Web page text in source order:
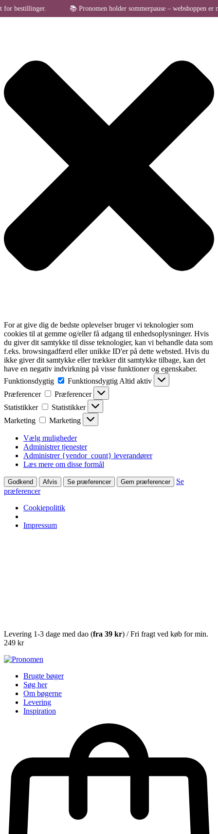
Administrer samtykke til cookies
For at give dig de bedste oplevelser bruger vi teknologier som
cookies til at gemme og/eller få adgang til enhedsoplysninger. Hvis
du giver dit samtykke til disse teknologier, kan vi behandle data som
f.eks. browsingadfærd eller unikke ID'er på dette websted. Hvis du
ikke giver dit samtykke eller trækker dit samtykke tilbage, kan det
have en negativ indvirkning på visse funktioner og egenskaber.
Funktionsdygtig
Funktionsdygtig Altid aktiv
Præferencer
Præferencer
Statistikker
Statistikker
Marketing
Marketing
Vælg muligheder
Administrer tjenester
Administrer {vendor_count} leverandører
Læs mere om disse formål
Godkend Afvis Se præferencer Gem præferencer
Se
præferencer
Cookiepolitik
Impressum
Levering 1-3 dage med dao (fra 39 kr) / Fri fragt ved køb for min.
249 kr
Brugte bøger
Søg her
Om bøgerne
Levering
Inspiration
📚 Pronomen holder sommerpause – webshoppen er